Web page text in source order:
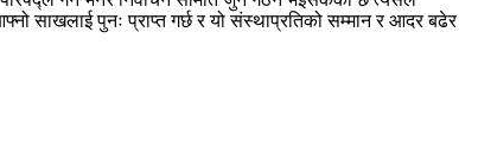
साखलाई पुनः प्राप्त गर्छ र यो संस्थाप्रतिको सम्मान र आदर बढेर